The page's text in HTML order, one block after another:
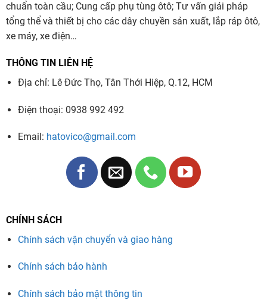
chuẩn toàn cầu; Cung cấp phụ tùng ôtô; Tư vấn giải pháp
tổng thể và thiết bị cho các dây chuyền sản xuất, lắp ráp ôtô,
xe máy, xe điện…
THÔNG TIN LIÊN HỆ
Địa chỉ: Lê Đức Thọ, Tân Thới Hiệp, Q.12, HCM
Điện thoại: 0938 992 492
Email: hatovico@gmail.com
CHÍNH SÁCH
Chính sách vận chuyển và giao hàng
Chính sách bảo hành
Chính sách bảo mật thông tin